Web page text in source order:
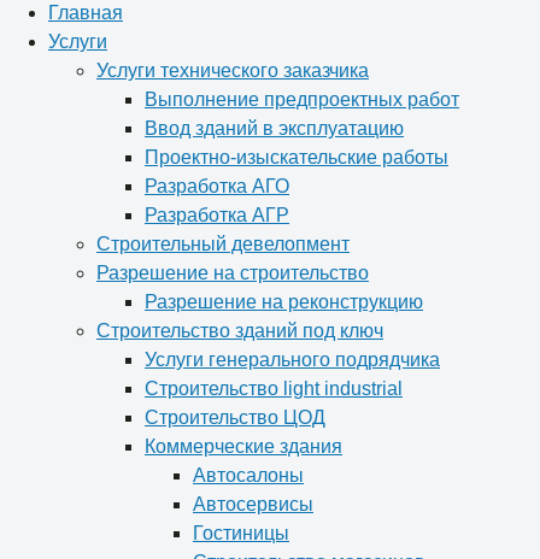
Главная
Услуги
Услуги технического заказчика
Выполнение предпроектных работ
Ввод зданий в эксплуатацию
Проектно-изыскательские работы
Разработка АГО
Разработка АГР
Строительный девелопмент
Разрешение на строительство
Разрешение на реконструкцию
Строительство зданий под ключ
Услуги генерального подрядчика
Строительство light industrial
Строительство ЦОД
Коммерческие здания
Автосалоны
Автосервисы
Гостиницы